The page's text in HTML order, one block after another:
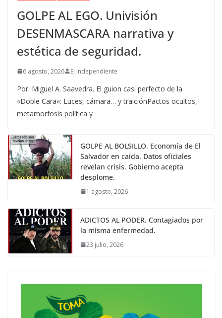
GOLPE AL EGO. Univisión
DESENMASCARA narrativa y
estética de seguridad.
6 agosto, 2026 El Independiente
Por: Miguel A. Saavedra. El guion casi perfecto de la
«Doble Cara»: Luces, cámara… y traiciónPactos ocultos,
metamorfosis política y
GOLPE AL BOLSILLO. Economía de El
Salvador en caída. Datos oficiales
revelan crisis. Gobierno acepta
desplome.
1 agosto, 2026
ADICTOS AL PODER. Contagiados por
la misma enfermedad.
23 julio, 2026